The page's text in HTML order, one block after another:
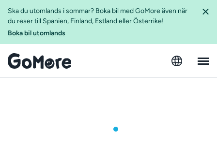
Ska du utomlands i sommar? Boka bil med GoMore även när
du reser till Spanien, Finland, Estland eller Österrike!
Boka bil utomlands